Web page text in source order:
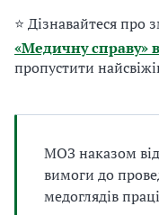
⭐ Дізнавайтеся
«Медичну справу»
пропустити
МОЗ наказом
вимоги до
медоглядів
т
и
л